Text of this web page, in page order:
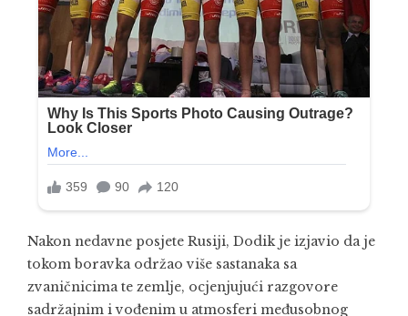
Nakon nedavne posjete Rusiji, Dodik je izjavio da je
tokom boravka održao više sastanaka sa
zvaničnicima te zemlje, ocjenjujući razgovore
sadržajnim i vođenim u atmosferi međusobnog